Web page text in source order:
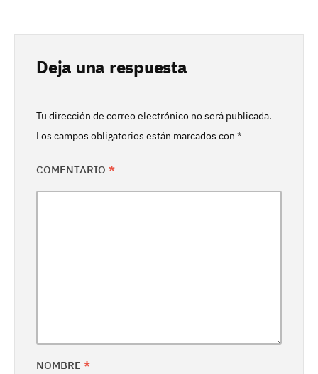
Deja una respuesta
Tu dirección de correo electrónico no será publicada.
Los campos obligatorios están marcados con *
COMENTARIO *
NOMBRE *